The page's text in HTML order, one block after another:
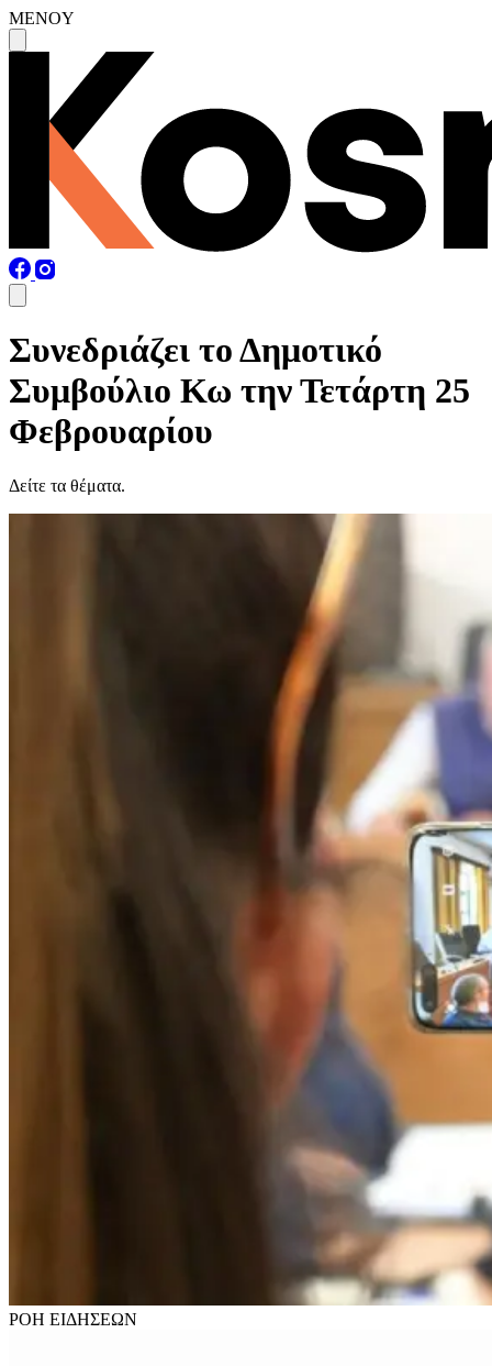
MENOY
Συνεδριάζει το Δημοτικό
Συμβούλιο Κω την Τετάρτη 25
Φεβρουαρίου
Δείτε τα θέματα.
ΡΟΗ ΕΙΔΗΣΕΩΝ